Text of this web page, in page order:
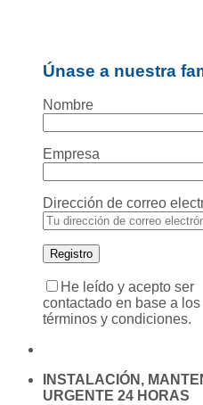
Únase a nuestra
Nombre
Empresa
Dirección de correo
He leído y acepto ser
contactado en base a los
términos y condiciones.
INSTALACIÓN,
URGENTE 24 HORAS